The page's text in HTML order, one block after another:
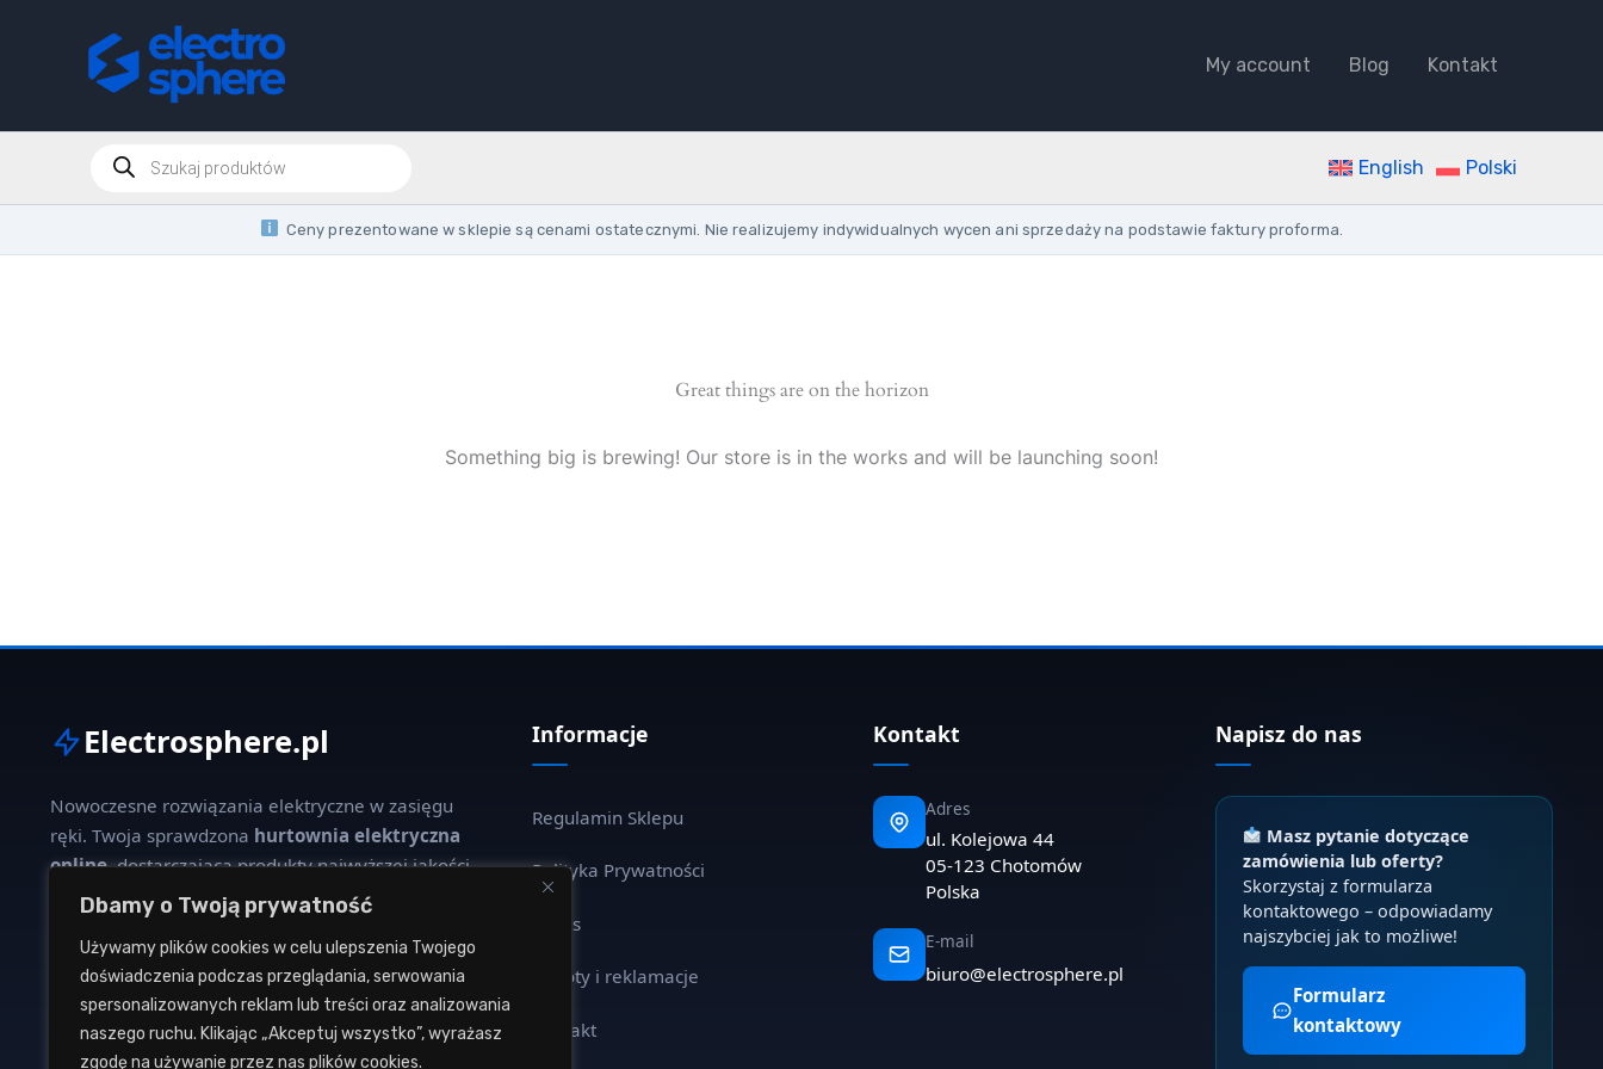
Dbamy o Twoją prywatność
Używamy plików cookies w celu ulepszenia Twojego
doświadczenia podczas przeglądania, serwowania
spersonalizowanych reklam lub treści oraz analizowania
naszego ruchu. Klikając „Akceptuj wszystko”, wyrażasz
zgodę na używanie przez nas plików cookies.
My account Blog Kontakt
Products
search
English Polski
Ceny prezentowane w sklepie są cenami ostatecznymi. Nie realizujemy indywidualnych wycen ani sprzedaży na podstawie faktury proforma.
Great things are on the horizon
Something big is brewing! Our store is in the works and will be launching soon!
Electrosphere.pl
Nowoczesne rozwiązania elektryczne w zasięgu
ręki. Twoja sprawdzona hurtownia elektryczna
online, dostarczająca produkty najwyższej jakości
dla profesjonalistów i klientów indywidualnych.
W naszej ofercie znajdziesz szeroki wybór kabli,
oświetlenia, aparatury modułowej oraz osprzętu
instalacyjnego od renomowanych producentów.
Informacje
Regulamin Sklepu
Polityka Prywatności
O nas
Zwroty i reklamacje
Kontakt
Kontakt
Adres
ul. Kolejowa 44
05-123 Chotomów
Polska
E-mail
biuro@electrosphere.pl
Napisz do nas
Masz pytanie dotyczące
zamówienia lub oferty?
Skorzystaj z formularza
kontaktowego – odpowiadamy
najszybciej jak to możliwe!
Formularz
kontaktowy